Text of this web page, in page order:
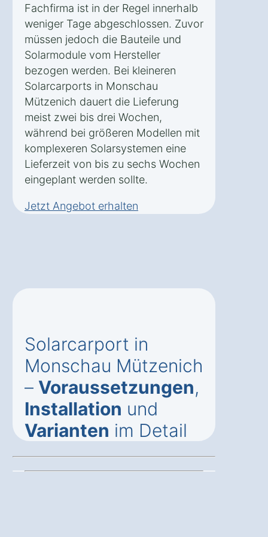
Fachfirma ist in der Regel innerhalb
weniger Tage abgeschlossen. Zuvor
müssen jedoch die Bauteile und
Solarmodule vom Hersteller
bezogen werden. Bei kleineren
Solarcarports in Monschau
Mützenich dauert die Lieferung
meist zwei bis drei Wochen,
während bei größeren Modellen mit
komplexeren Solarsystemen eine
Lieferzeit von bis zu sechs Wochen
eingeplant werden sollte.
Jetzt Angebot erhalten
Solarcarport in
Monschau Mützenich
– Voraussetzungen,
Installation und
Varianten im Detail